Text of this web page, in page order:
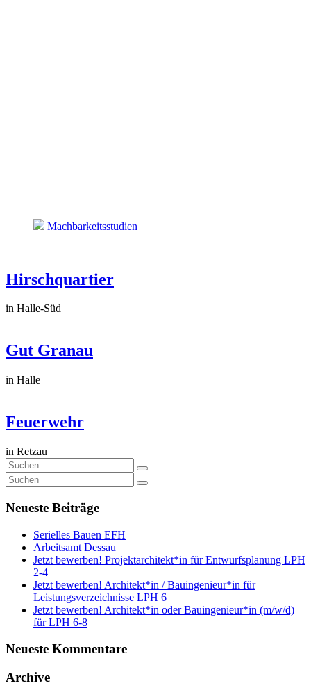
Machbarkeitsstudien
Hirschquartier
in Halle-Süd
Gut Granau
in Halle
Feuerwehr
in Retzau
Neueste Beiträge
Serielles Bauen EFH
Arbeitsamt Dessau
Jetzt bewerben! Projektarchitekt*in für Entwurfsplanung LPH
2-4
Jetzt bewerben! Architekt*in / Bauingenieur*in für
Leistungsverzeichnisse LPH 6
Jetzt bewerben! Architekt*in oder Bauingenieur*in (m/w/d)
für LPH 6-8
Neueste Kommentare
Archive